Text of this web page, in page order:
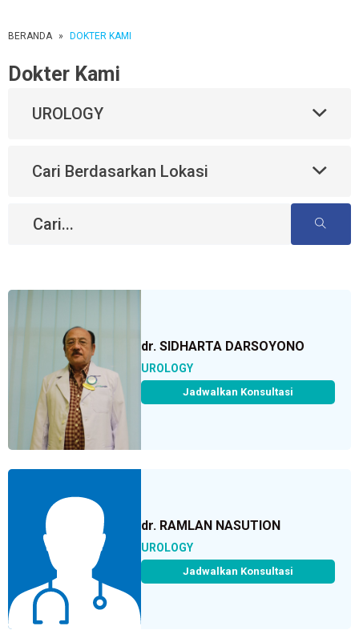
BERANDA » DOKTER KAMI
Dokter Kami
UROLOGY
Cari Berdasarkan Lokasi
dr. SIDHARTA DARSOYONO
UROLOGY
Jadwalkan Konsultasi
dr. RAMLAN NASUTION
UROLOGY
Jadwalkan Konsultasi